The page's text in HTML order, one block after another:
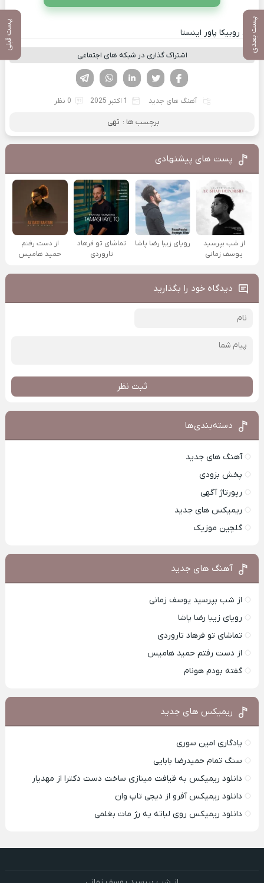
پست بعدی پست قبلی کانال روبیکا پاور اینستا
اشتراک گذاری در شبکه های اجتماعی
لینکدین تویتر
فیسوک
آهنگ های جدید 1 اکتبر 2025 0 نظر
برچسب ها : تهی
پست های پیشنهادی
از شب بپرسید
یوسف زمانی
رویای زیبا رضا پاشا
تماشای تو فرهاد
تاروردی
از دست رفتم
حمید هامیس
دیدگاه خود را بگذارید
ثبت نظر
دسته‌بندی‌ها
آهنگ های جدید
پخش بزودی
رپورتاژ آگهی
ریمیکس های جدید
گلچین موزیک
آهنگ های جدید
از شب بپرسید یوسف زمانی
رویای زیبا رضا پاشا
تماشای تو فرهاد تاروردی
از دست رفتم حمید هامیس
گفته بودم هونام
ریمیکس های جدید
یادگاری امین سوری
سنگ تمام حمیدرضا بابایی
دانلود ریمیکس به قیافت مینازی ساخت دست دکترا از مهدیار
دانلود ریمیکس آفرو از ديجی تاپ وان
دانلود ریمیکس روی لباته یه رژ مات بغلمی